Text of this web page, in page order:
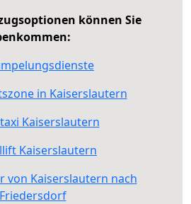
können Sie
in Kaiserslautern
Kaiserslautern
Kaiserslautern
von Kaiserslautern nach
Friedersdorf